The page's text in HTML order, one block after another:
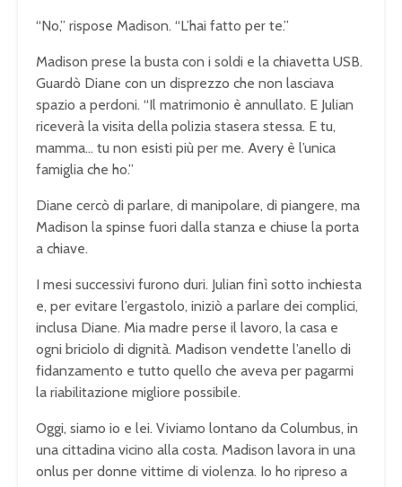
“No,” rispose Madison. “L’hai fatto per te.”
Madison prese la busta con i soldi e la chiavetta USB.
Guardò Diane con un disprezzo che non lasciava
spazio a perdoni. “Il matrimonio è annullato. E Julian
riceverà la visita della polizia stasera stessa. E tu,
mamma… tu non esisti più per me. Avery è l’unica
famiglia che ho.”
Diane cercò di parlare, di manipolare, di piangere, ma
Madison la spinse fuori dalla stanza e chiuse la porta
a chiave.
I mesi successivi furono duri. Julian finì sotto inchiesta
e, per evitare l’ergastolo, iniziò a parlare dei complici,
inclusa Diane. Mia madre perse il lavoro, la casa e
ogni briciolo di dignità. Madison vendette l’anello di
fidanzamento e tutto quello che aveva per pagarmi
la riabilitazione migliore possibile.
Oggi, siamo io e lei. Viviamo lontano da Columbus, in
una cittadina vicino alla costa. Madison lavora in una
onlus per donne vittime di violenza. Io ho ripreso a